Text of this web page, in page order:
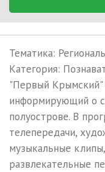
Тематика:
Категория:
"Первый Крымский"
информирующий о
полуострове. В
телепередачи,
музыкальные
развлекательные